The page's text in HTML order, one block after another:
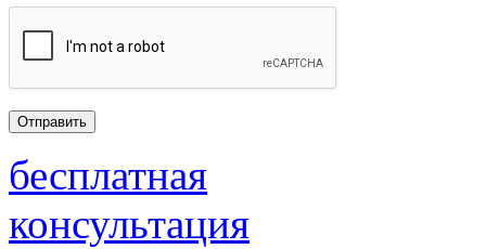
бесплатная
консультация